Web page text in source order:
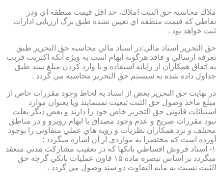
ملاك محاسبه حق الثبت املاك، حد اقل قيمت منطقه اي ودر
نقاطي كه قيمت منطقه اي تعيين نشده طبق برگ ارزيابي ادارات
ثبت خواهد بود .
حق التحرير اسناد مالي:در اسناد مالي محاسبه حق التحرير طبق
تعرفه ارسالي و فاقد هرگونه ابهام است به ويژه آنكه اكثريت قريب
به اتفاق همكاران از رايانه استفاده و با وارد كردن مبلغ سند طبق
جداول داده شده به سيستم حق التحرير محاسبه مي گردد .
در نهايت حق التحرير بعض از اسناد به لحاظ وجود مقررات خاص از
مبلغ ماخذ وصول حق الثبت تبعيت نمينمايند ويا بعنوان موارد
استنائات قانوني حق التحرير خاص خود را دارند و بعض ديگر بعلت
نبود مقررات صريح و عدم وجود مصداق با ابهام روبرو و در مناطق
مختلف و نزد همكاران نظريات و رويه هاي عملي متفاوتي را بوجود
آورده است كه مختصرا به مواردي از آن اشاره ميگردد :
۱- اسناد فروش اقساطي بانكها كه در تعقيب مشاركت مدني منعقد
ميگردد بر اساس تبصره ماده ۱۵ قاون عمليات بانكي گرچه حق
الثبت نسبت به مابه التفاوت دو سند وصول مي گردد .